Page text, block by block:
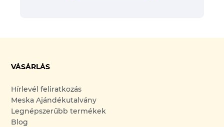
VÁSÁRLÁS
Hírlevél feliratkozás
Meska Ajándékutalvány
Legnépszerűbb termékek
Blog